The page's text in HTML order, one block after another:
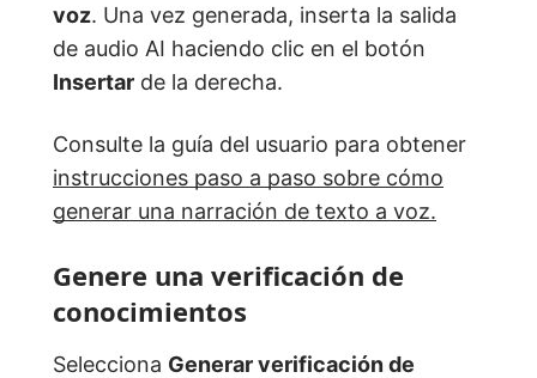
voz. Una vez generada, inserta la salida
de audio AI haciendo clic en el botón
Insertar de la derecha.
Consulte la guía del usuario para obtener
instrucciones paso a paso sobre cómo
generar una narración de texto a voz.
Genere una verificación de
conocimientos
Selecciona Generar verificación de